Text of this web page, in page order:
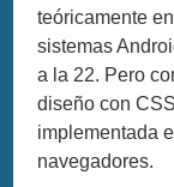
teóricamente
sistemas
a la 22. Pero
diseño con
implementada
navegadores.